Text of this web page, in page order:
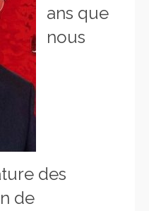
ans que
nous
des
de